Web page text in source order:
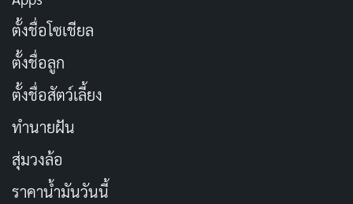
ตั้งชื่อโซเชียล
ตั้งชื่อลูก
ตั้งชื่อสัตว์เลี้ยง
ทำนายฝัน
สุ่มวงล้อ
ราคาน้ำมันวันนี้